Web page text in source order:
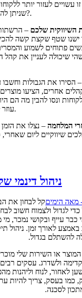
עשויים לעזור יותר
שניתן להתאים בשינוי קל למצב?.
השיווקית שלכם –
שטף שקצת קשה
פתוחים לשמוע
שיכולה לעניין את
– הסירו את הגבולות וחשבו
אחרים, הציעו
ונסו להבין מה הם
עוזר להם להרגיש טוב יותר.
המלחמה – נצלו את הזמן
שיווקיים ליום
ניהול דינמי
קל לבחון את
לגדול ולצמוח חשוב
עייף ובקושי נמכר, מי
לאורך זמן. ניהול
להשתלם בגדול.
או השירות שלי
קדימה ולשדרג. עסקים
לאחור, לנוח וליהנות
כמו בעסק, צריך להיות
לסכנה.